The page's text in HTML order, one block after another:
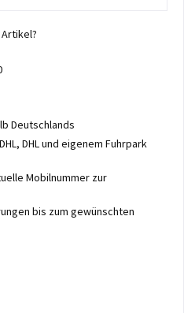
Deutschlands
DHL und eigenem Fuhrpark
Mobilnummer zur
bis zum gewünschten